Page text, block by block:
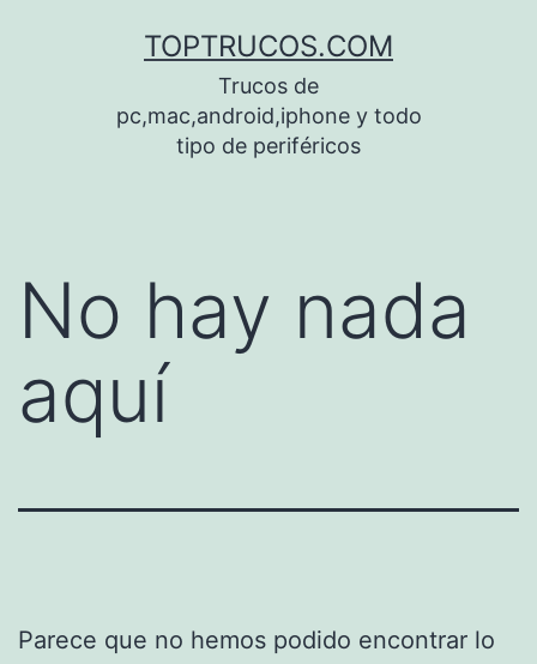
TOPTRUCOS.COM
Trucos de
pc,mac,android,iphone y todo
tipo de periféricos
No hay nada
aquí
Parece que no hemos podido encontrar lo